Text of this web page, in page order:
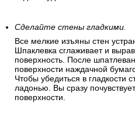
Сделайте стены гладкими.
Все мелкие изъяны стен
Шпаклевка сглаживает и
поверхность. После
поверхности наждачной
Чтобы убедиться в гладкости
ладонью. Вы сразу
поверхности.